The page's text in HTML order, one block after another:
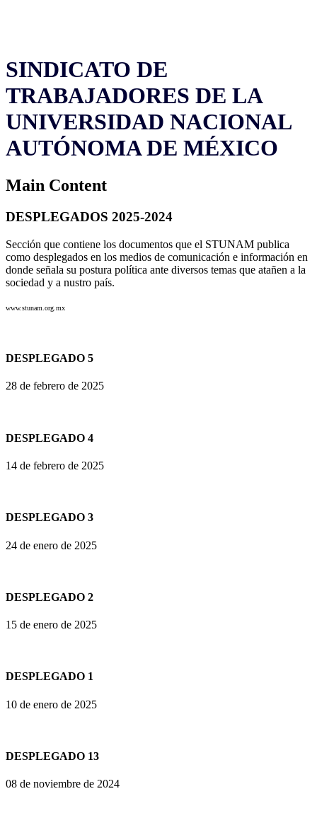
SINDICATO DE
TRABAJADORES DE LA
UNIVERSIDAD NACIONAL
AUTÓNOMA DE MÉXICO
Main Content
DESPLEGADOS 2025-2024
Sección que contiene los documentos que el STUNAM publica
como desplegados en los medios de comunicación e información en
donde señala su postura política ante diversos temas que atañen a la
sociedad y a nustro país.
www.stunam.org.mx
DESPLEGADO 5
28 de febrero de 2025
DESPLEGADO 4
14 de febrero de 2025
DESPLEGADO 3
24 de enero de 2025
DESPLEGADO 2
15 de enero de 2025
DESPLEGADO 1
10 de enero de 2025
DESPLEGADO 13
08 de noviembre de 2024